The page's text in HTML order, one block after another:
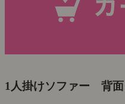
1人掛けソファー 背面